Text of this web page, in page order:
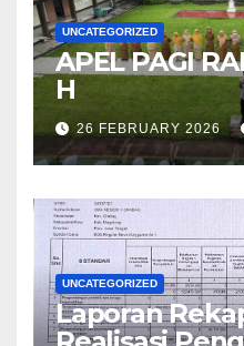
UNCATEGORIZED
APEL PAGI
H
26 FEBRUARY 2026
UNCATEGORIZED
Laporan